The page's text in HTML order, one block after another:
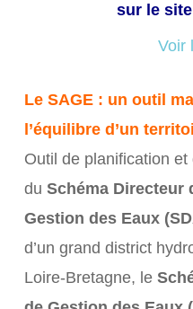
sur le site
Voir
Le SAGE : un outil
l’équilibre d’un
Outil de planification et
du Schéma Directeur
Gestion des Eaux
d’un grand district
Loire-Bretagne, le